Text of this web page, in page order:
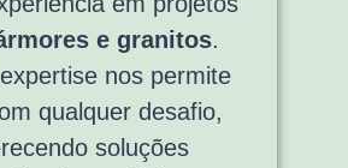
e granitos.
nos permite
qualquer desafio,
soluções